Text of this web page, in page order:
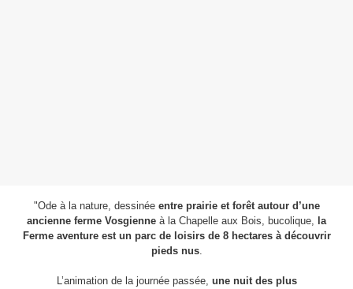
"Ode à la nature, dessinée entre prairie et forêt autour d’une
ancienne ferme Vosgienne à la Chapelle aux Bois, bucolique, a
Ferme aventure est un parc de loisirs de 8 hectares à découvrir
pieds nus.
L’animation de la journée passée, une nuit des plus